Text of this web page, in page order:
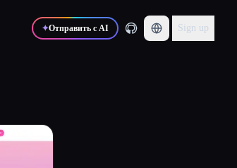
✦Отправить с AI Sign up